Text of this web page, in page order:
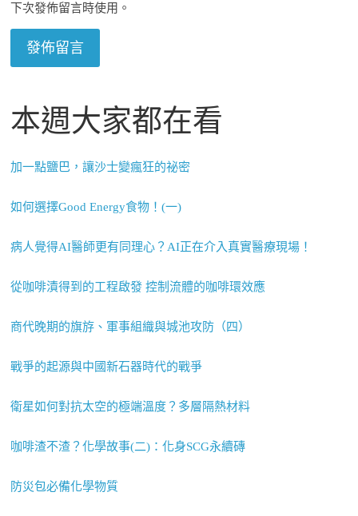
下次發佈留言時使用。
本週大家都在看
加一點鹽巴，讓沙士變瘋狂的祕密
如何選擇Good Energy食物！(一)
病人覺得AI醫師更有同理心？AI正在介入真實醫療現場！
從咖啡漬得到的工程啟發 控制流體的咖啡環效應
商代晚期的旗斿、軍事組織與城池攻防（四）
戰爭的起源與中國新石器時代的戰爭
衛星如何對抗太空的極端溫度？多層隔熱材料
咖啡渣不渣？化學故事(二)：化身SCG永續磚
防災包必備化學物質